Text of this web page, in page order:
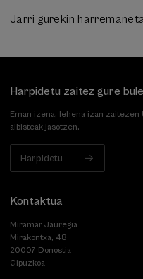
Jarri gurekin
Harpidetu zaitez gure
Eman izena, lehena izan zaitezen
albisteak jasotzen.
Harpidetu
Kontaktua
Miramar Jauregia
Mirakontxa, 48
20007 Donostia
Gipuzkoa